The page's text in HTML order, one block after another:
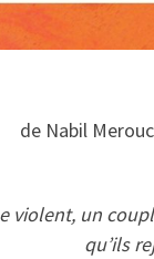
de Nabil
violent, un
qu’ils